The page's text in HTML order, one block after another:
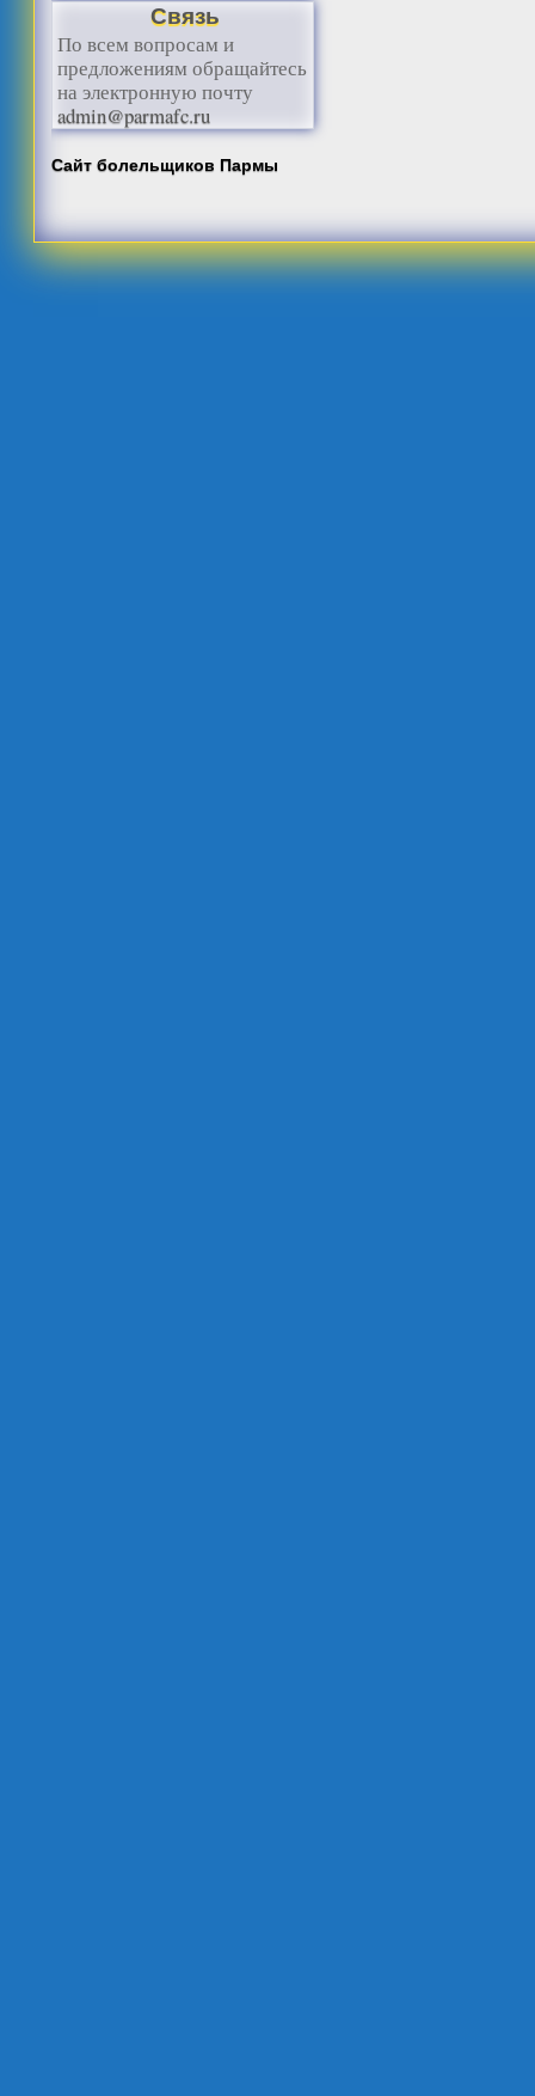
Связь
По всем вопросам и
предложениям обращайтесь
на электронную почту
admin@parmafc.ru
Сайт болельщиков Пармы